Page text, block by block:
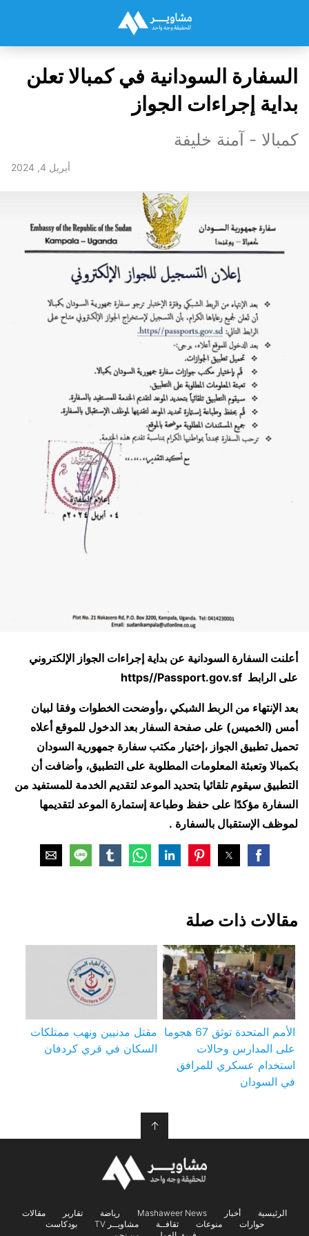
السفارة السودانية في كمبالا تعلن
بداية إجراءات الجواز
كمبالا - آمنة خليفة
أبريل 4, 2024
أعلنت السفارة السودانية عن بداية إجراءات الجواز الإلكتروني
على الرابط https//Passport.gov.sf
بعد الإنتهاء من الربط الشبكي ،وأوضحت الخطوات وفقا لبيان
أمس (الخميس) على صفحة السفار بعد الدخول للموقع أعلاه
تحميل تطبيق الجواز ،إختيار مكتب سفارة جمهورية السودان
بكمبالا وتعبئة المعلومات المطلوبة على التطبيق، وأضافت أن
التطبيق سيقوم تلقائيا بتحديد الموعد لتقديم الخدمة للمستفيد من
السفارة مؤكدًا على حفظ وطباعة إستمارة الموعد لتقديمها
لموظف الإستقبال بالسفارة .
مقالات ذات صلة
الأمم المتحدة توثق 67 هجوما
على المدارس وحالات
استخدام عسكري للمرافق
في السودان
مقتل مدنيين ونهب ممتلكات
السكان في قري كردفان
↑
الرئيسية أخبار Mashaweer News رياضة تقارير
مقالات
حوارات
منوعات ثقافــة مشاويــر TV
بودكاست